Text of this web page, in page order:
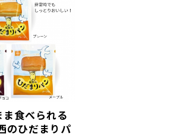
ま食べられる
のひだまりパ